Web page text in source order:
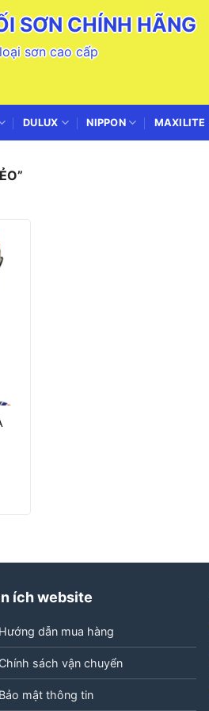
SƠN CHÍNH HÃNG
sơn cao cấp
DULUX NIPPON MAXILITE
ích website
Hướng dẫn mua hàng
Chính sách vận chuyển
Bảo mật thông tin